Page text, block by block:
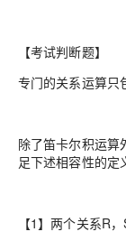
【考试判断题】
专门的关系运算只
除了笛卡尔积运算
足下述相容性的定
【1】两个关系R